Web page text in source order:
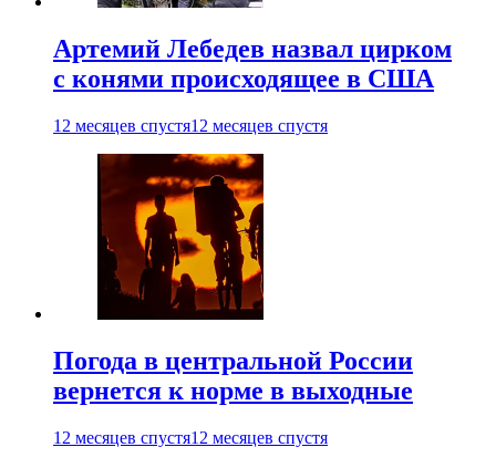
Артемий Лебедев назвал цирком
с конями происходящее в США
12 месяцев спустя12 месяцев спустя
Погода в центральной России
вернется к норме в выходные
12 месяцев спустя12 месяцев спустя